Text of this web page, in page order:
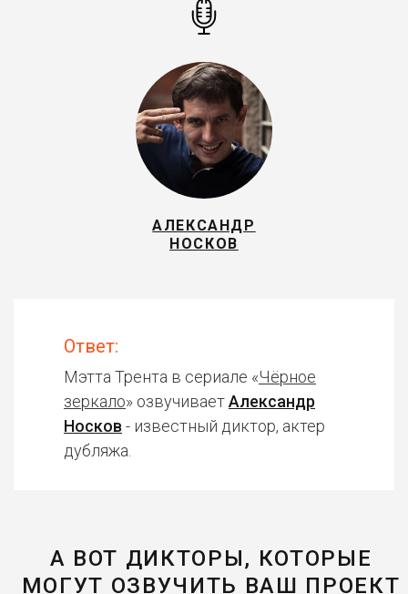
АЛЕКСАНДР
НОСКОВ
Ответ:
Мэтта Трента в сериале «Чёрное
зеркало» озвучиваетАлександр
Носков - известный диктор, актер
дубляжа.
А ВОТ ДИКТОРЫ, КОТОРЫЕ
МОГУТ ОЗВУЧИТЬ ВАШ ПРОЕКТ